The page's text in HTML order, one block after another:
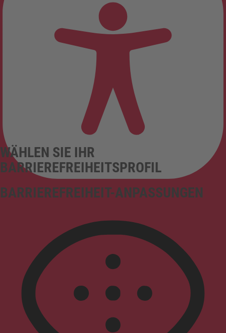
BARRIEREFREIHEIT-ANPASSUNGEN
WÄHLEN SIE IHR
BARRIEREFREIHEITSPROFIL